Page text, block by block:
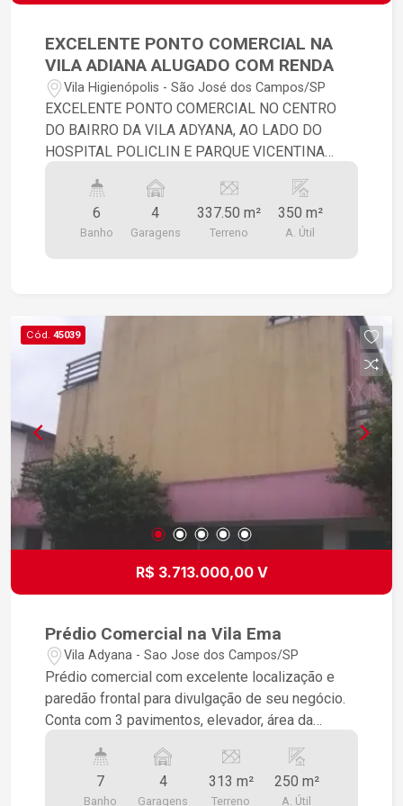
EXCELENTE PONTO COMERCIAL NA
VILA ADIANA ALUGADO COM RENDA
Vila Higienópolis - São José dos Campos/SP
EXCELENTE PONTO COMERCIAL NO CENTRO
DO BAIRRO DA VILA ADYANA, AO LADO DO
HOSPITAL POLICLIN E PARQUE VICENTINA
COM VAGA PARA CLENTE, EM DOIS
PAVIMENTOS, RECEPÇÃO COM PE DIREITO
DUPLO, TODO O PISO EM PORCELANATO. SÃO
INVERNO, SALA DE AUDITORIO.
6
Banho
4
Garagens
337.50 m²
Terreno
350 m²
A. Útil
Cód. 45039
R$ 3.713.000,00 V
Prédio Comercial na Vila Ema
Vila Adyana - Sao Jose dos Campos/SP
Prédio comercial com excelente localização e
paredão frontal para divulgação de seu negócio.
Conta com 3 pavimentos, elevador, área da
Copa/lanchonete interna com balcão de mármore
e teto de vidro. Infra-estrutura de: ar
7
Banho
4
Garagens
313 m²
Terreno
250 m²
A. Útil